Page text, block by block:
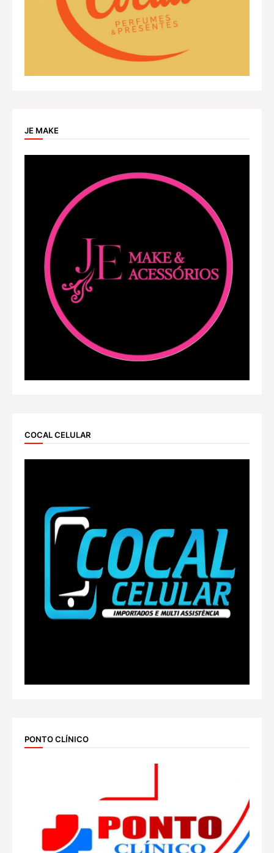
JE MAKE
COCAL CELULAR
PONTO CLÍNICO